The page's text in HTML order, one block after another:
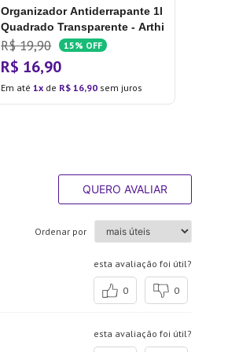
Organizador Antiderrapante 1l
Quadrado Transparente - Arthi
R$ 19,90 15% OFF
R$ 16,90
Em até1 de R$ 16,90 sem juros
QUERO AVALIAR
Ordenar por
esta avaliação foi útil?
0 0
esta avaliação foi útil?